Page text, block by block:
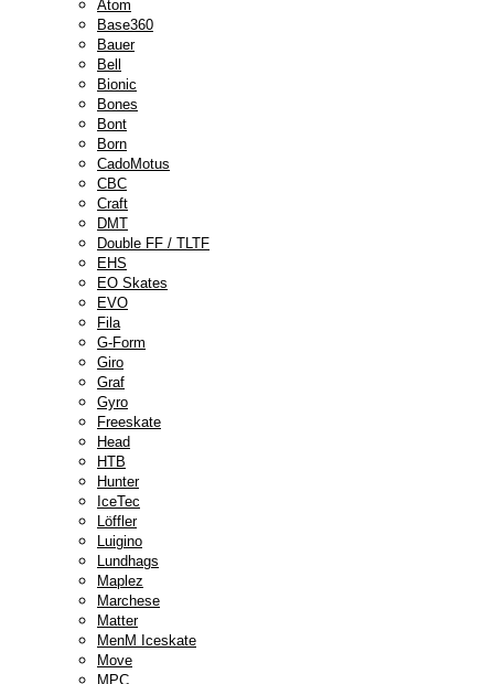
Atom
Base360
Bauer
Bell
Bionic
Bones
Bont
Born
CadoMotus
CBC
Craft
DMT
Double FF / TLTF
EHS
EO Skates
EVO
Fila
G-Form
Giro
Graf
Gyro
Freeskate
Head
HTB
Hunter
IceTec
Löffler
Luigino
Lundhags
Maplez
Marchese
Matter
MenM Iceskate
Move
MPC